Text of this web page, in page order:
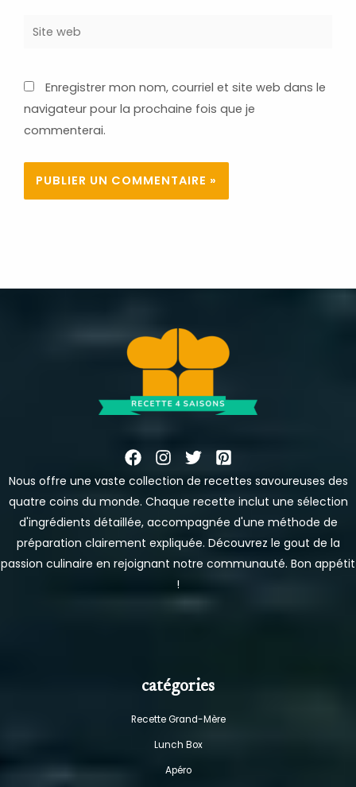
Site
Enregistrer mon nom, courriel et site web dans le
navigateur pour la prochaine fois que je
commenterai.
Nous offre une vaste collection de recettes savoureuses des
quatre coins du monde. Chaque recette inclut une sélection
d'ingrédients détaillée, accompagnée d'une méthode de
préparation clairement expliquée. Découvrez le gout de la
passion culinaire en rejoignant notre communauté. Bon appétit
!
catégories
Recette Grand-Mère
Lunch Box
Apéro